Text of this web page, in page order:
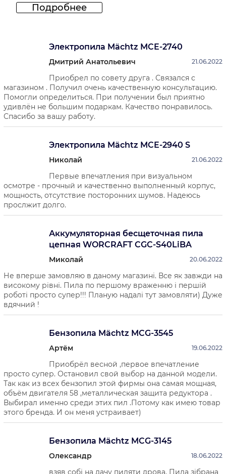
сцепления, системой тормоза цепи, приводной
состоящей из моторного масла для двухтактных
двигателей и бензина марки А-92 или А-95. Их
указывается производителем в сопровождающих
инструмент документах.
более высокая мощность в сравнении с
электропилами,
высокая мобильность - нет привязки к
стационарному источнику питания (как у
Недостатки:
требуют определенных навыков в обращении,
требуют приготовления топливной смеси,
большой вес.
Бензопилы идеально подходят для заготовки дров
в больших объемах и работ на не
электрифицированных объектах. Для всех
остальных задач лучше приобрести электропилу.
Подробнее
Электропила Mächtz MCE-2740
Дмитрий Анатольевич 21.06.2022
Приобрел по совету друга . Связался с
магазином . Получил очень качественную консультацию.
Помогли определиться. При получении был приятно
удивлён не большим подаркам. Качество понравилось.
Спасибо за вашу работу.
Электропила Mächtz MCE-2940 S
Николай 21.06.2022
Первые впечатления при визуальном
осмотре - прочный и качественно выполненный корпус,
мощность, отсутствие посторонних шумов. Надеюсь
прослжит долго.
Аккумуляторная бесщеточная пила
цепная WORCRAFT CGC-S40LiBA
Миколай 20.06.2022
Не вперше замовляю в даному магазині. Все як завжди на
високому рівні. Пила по першому враженню і першій
роботі просто супер!!! Планую надалі тут замовляти) Дуже
вдячний !
Бензопила Mächtz MCG-3545
Артём 19.06.2022
Приобрёл весной ,первое впечатление
просто супер. Остановил свой выбор на данной модели.
Так как из всех бензопил этой фирмы она самая мощная,
объём двигателя 58 ,металлическая защита редуктора .
Выбирал именно среди этих пил .Потому как имею товар
этого бренда. И он меня устраивает)
Бензопила Mächtz MCG-3145
Олександр 18.06.2022
взяв собі на дачу пиляти дрова. Пила зібрана